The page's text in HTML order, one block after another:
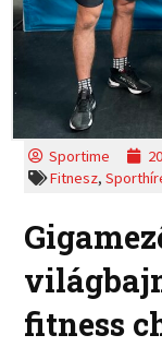
Sportime
Fitnesz,
fitness